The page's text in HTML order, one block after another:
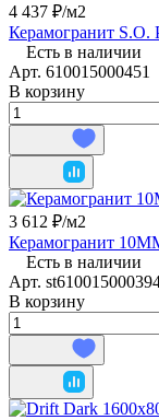
4 437 ₽/м2
Керамогранит S.O.
Есть в наличии
Арт. 610015000451
В корзину
3 612 ₽/м2
Керамогранит
Есть в наличии
Арт.
В корзину